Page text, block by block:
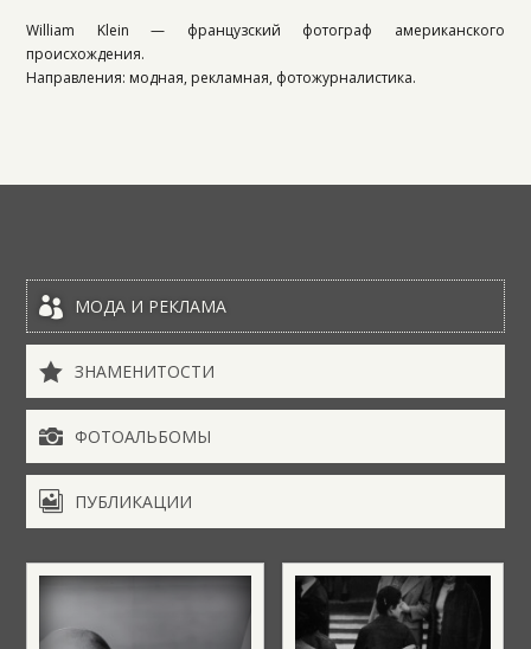
William Klein — французский фотограф американского
происхождения.
Направления: модная, рекламная, фотожурналистика.
 МОДА И РЕКЛАМА
 ЗНАМЕНИТОСТИ
 ФОТОАЛЬБОМЫ
 ПУБЛИКАЦИИ